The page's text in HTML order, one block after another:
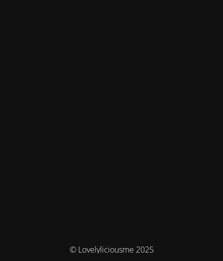
© Lovelyliciousme 2025